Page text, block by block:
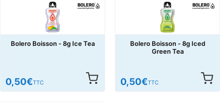
Bolero Boisson - 8g Ice Tea
0,50€TTC
Bolero Boisson - 8g Iced
Green Tea
0,50€TTC